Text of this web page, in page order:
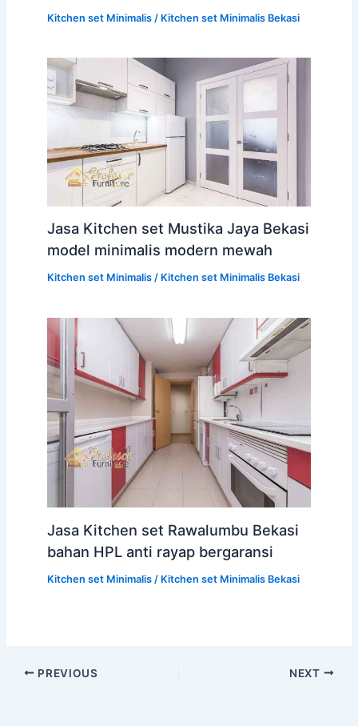
Kitchen set Minimalis/ Kitchen set Minimalis Bekasi
Jasa Kitchen set Mustika Jaya Bekasi
model minimalis modern mewah
Kitchen set Minimalis/ Kitchen set Minimalis Bekasi
Jasa Kitchen set Rawalumbu Bekasi
bahan HPL anti rayap bergaransi
Kitchen set Minimalis/ Kitchen set Minimalis Bekasi
PREVIOUS NEXT